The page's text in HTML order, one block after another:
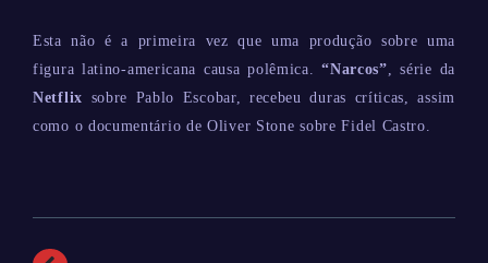
Esta não é a primeira vez que uma produção sobre uma
figura latino-americana causa polêmica.“Narcos”, série da
Netflix sobre Pablo Escobar, recebeu duras críticas, assim
como o documentário de Oliver Stone sobre Fidel Castro.